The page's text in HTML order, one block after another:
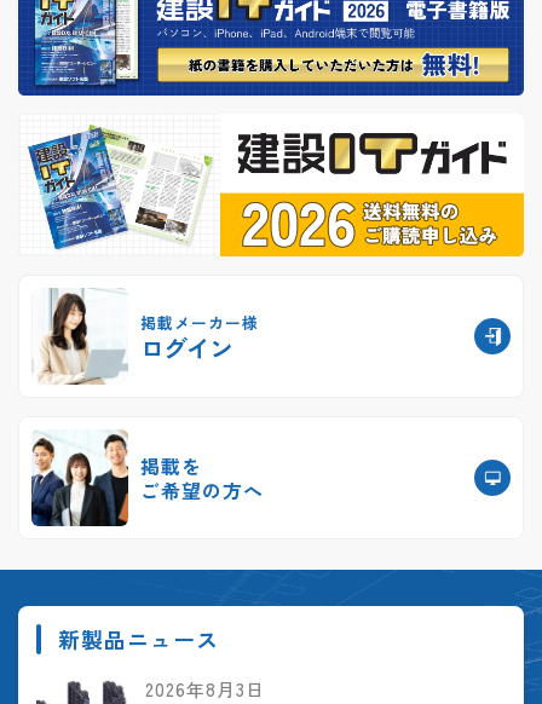
掲載メーカー様
ログイン
掲載を
ご希望の方へ
新製品ニュース
2026年8月3日